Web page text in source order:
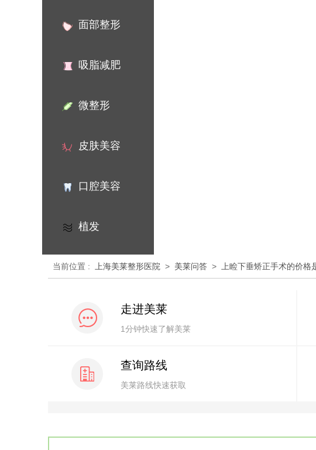
面部整形
吸脂减肥
微整形
皮肤美容
口腔美容
植发
当前位置 : 上海美莱整形医院 > 美莱问答 > 上睑下垂矫正手术的价格
走进美莱
1分钟快速了解美莱
查询路线
美莱路线快速获取